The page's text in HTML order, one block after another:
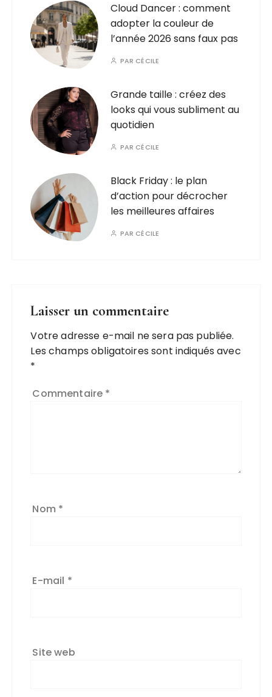
Cloud Dancer : comment
adopter la couleur de
l’année 2026 sans faux pas
PAR CÉCILE
Grande taille : créez des
looks qui vous subliment au
quotidien
PAR CÉCILE
Black Friday : le plan
d’action pour décrocher
les meilleures affaires
PAR CÉCILE
Laisser un commentaire
Votre adresse e-mail ne sera pas publiée.
Les champs obligatoires sont indiqués avec
*
Commentaire *
Nom *
E-mail *
Site web